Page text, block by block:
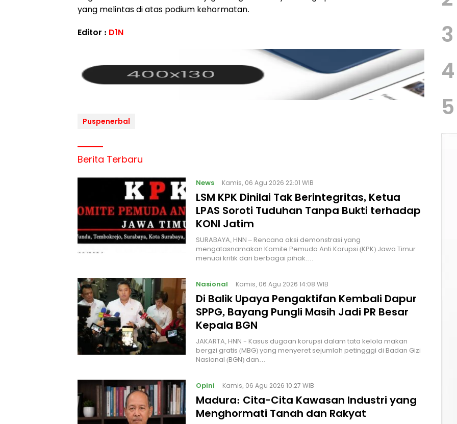
yang melintas di atas podium kehormatan.
Editor : D1N
Puspenerbal
Berita Terbaru
News Kamis, 06 Agu 2026 22:01 WIB
LSM KPK Dinilai Tak Berintegritas, Ketua
LPAS Soroti Tuduhan Tanpa Bukti terhadap
KONI Jatim
SURABAYA, HNN – Rencana aksi demonstrasi yang
mengatasnamakan Komite Pemuda Anti Korupsi (KPK) Jawa Timur
menuai kritik dari berbagai pihak.…
Nasional Kamis, 06 Agu 2026 14:08 WIB
Di Balik Upaya Pengaktifan Kembali Dapur
SPPG, Bayang Pungli Masih Jadi PR Besar
Kepala BGN
JAKARTA, HNN - Kasus dugaan korupsi dalam tata kelola makan
bergzi gratis (MBG) yang menyeret sejumlah petingggi di Badan Gizi
Nasional (BGN) dan…
Opini Kamis, 06 Agu 2026 10:27 WIB
Madura: Cita-Cita Kawasan Industri yang
Menghormati Tanah dan Rakyat
3
4
5